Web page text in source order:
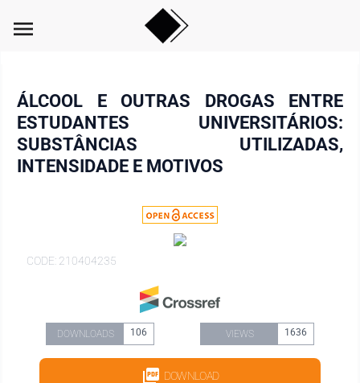
menu
ÁLCOOL E OUTRAS DROGAS ENTRE
ESTUDANTES UNIVERSITÁRIOS:
SUBSTÂNCIAS UTILIZADAS,
INTENSIDADE E MOTIVOS
CODE: 210404235
DOWNLOADS 106 VIEWS 1636
DOWNLOAD